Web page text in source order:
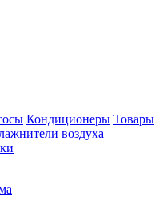
Кондиционеры Товары
воздуха